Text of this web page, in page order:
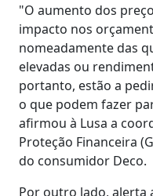
"O aumento dos
impacto nos
nomeadamente das
elevadas ou
portanto, estão a
o que podem fazer
afirmou à Lusa a
Proteção Financeira
do consumidor Deco.
Por outro lado, alerta